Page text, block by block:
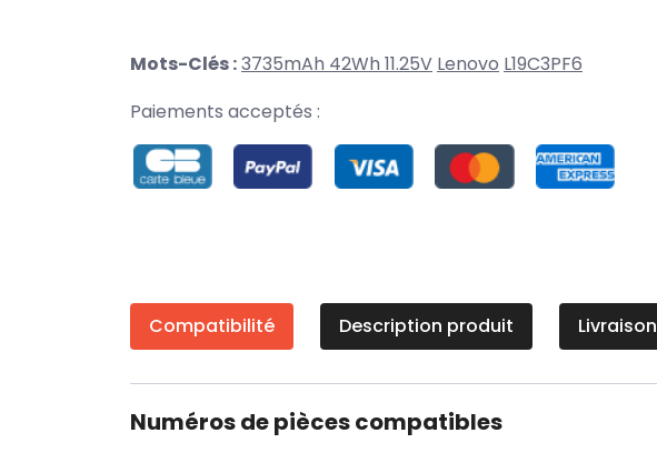
Mots-Clés :3735mAh 42Wh 11.25V Lenovo L19C3PF6
Paiements acceptés :
Compatibilité Description produit
Numéros de pièces compatibles